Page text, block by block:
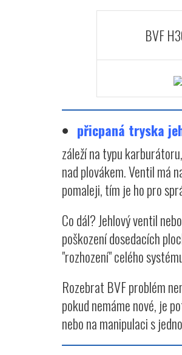
BVF
přicpaná tryska
záleží na typu
nad plovákem. Ventil má
pomaleji, tím je ho pro
Co dál? Jehlový ventil
poškození dosedacích
"rozhození" celého
Rozebrat BVF problém
pokud nemáme nové, je
nebo na manipulaci s